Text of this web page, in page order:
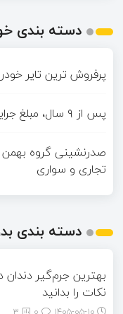
دسته بندی
پرفروش ترین تایر
پس از ۹ سال، مبلغ جرایم رانندگی به طور میانگین ۵ برابر شد
صدرنشینی گروه
تجاری و سواری
دسته بندی
بهترین جرم‌گیر
نکات را بدانید